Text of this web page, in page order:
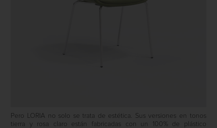
Pero LORIA no solo se trata de estética. Sus versiones en tonos
tierra y rosa claro están fabricadas con un 100% de plástico